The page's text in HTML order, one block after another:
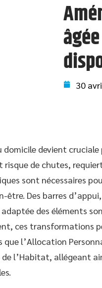
30
domicile devient
risque de chutes,
sont nécessaires
Des barres
des éléments
ces transformations
l’Allocation
l’Habitat, allégeant